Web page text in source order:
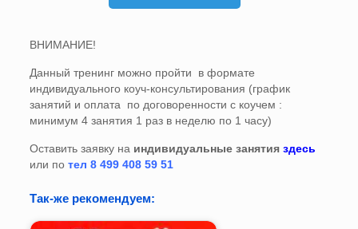
ВНИМАНИЕ!
Данный тренинг можно пройти в формате
индивидуального коуч-консультирования (график
занятий и оплата по договоренности с коучем :
минимум 4 занятия 1 раз в неделю по 1 часу)
Оставить заявку на индивидуальные занятия здесь
или по тел 8 499 408 59 51
Так-же рекомендуем: